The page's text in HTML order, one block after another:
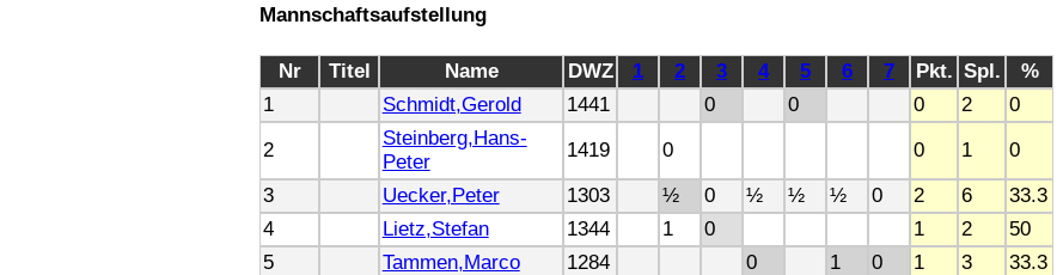
Mannschaftsaufstellung
Nr Titel Name DWZ 1 2 3 4 5 6 7 Pkt. Spl.
%
1
Schmidt,Gerold 1441 0 0 0 2
0
2
Steinberg,Hans-
Peter
1419 0 0 1
0
3
Uecker,Peter 1303 ½ 0 ½ ½ ½ 0 2 6
33.3
4
Lietz,Stefan 1344 1 0 1 2
50
5
Tammen,Marco 1284 0 1 0 1 3
33.3